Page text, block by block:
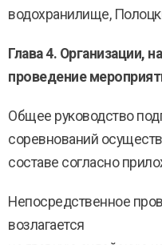
водохранилище,
Глава 4. Организации,
проведение
Общее руководство
соревнований
составе согласно
Непосредственное
возлагается